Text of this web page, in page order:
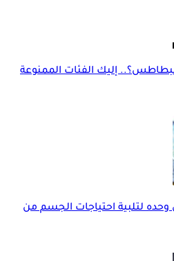
إليك الفئات الممنوعة
لتلبية احتياجات الجسم من